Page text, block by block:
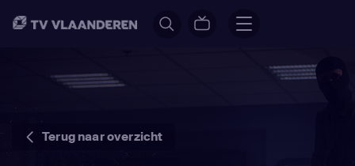
Terug naar overzicht